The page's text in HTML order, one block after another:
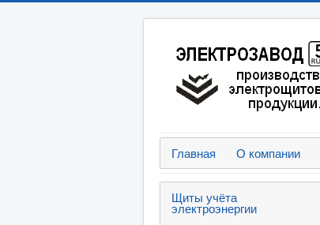
Главная О компании
Щиты учёта
электроэнергии